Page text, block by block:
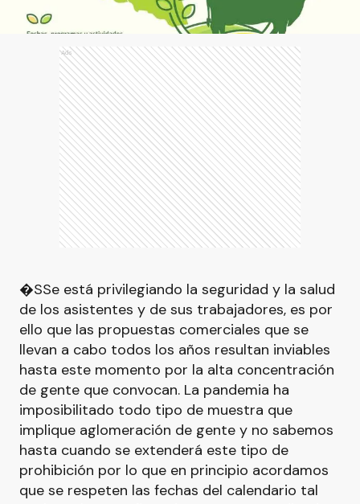
Ads
�SSe está privilegiando la seguridad y la salud
de los asistentes y de sus trabajadores, es por
ello que las propuestas comerciales que se
llevan a cabo todos los años resultan inviables
hasta este momento por la alta concentración
de gente que convocan. La pandemia ha
imposibilitado todo tipo de muestra que
implique aglomeración de gente y no sabemos
hasta cuando se extenderá este tipo de
prohibición por lo que en principio acordamos
que se respeten las fechas del calendario tal